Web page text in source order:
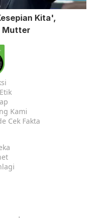
Kita',
Mutter
Kami
Cek Fakta